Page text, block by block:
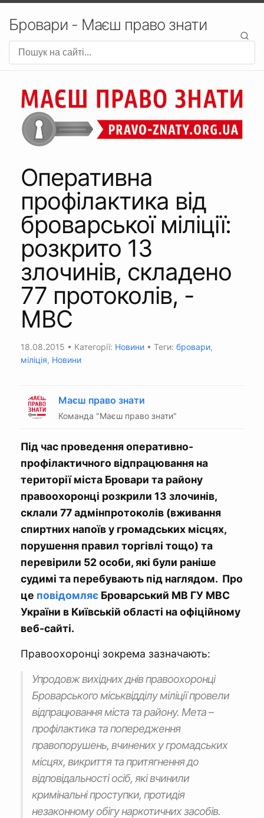
Бровари - Маєш право знати
Оперативна
профілактика від
броварської міліції:
розкрито 13
злочинів, складено
77 протоколів, -
МВС
18.08.2015 • Категорії: Новини • Теги: бровари,
міліція, Новини
Маєш право знати
Команда "Маєш право знати"
Під час проведення оперативно-
профілактичного відпрацювання на
території міста Бровари та району
правоохоронці розкрили 13 злочинів,
склали 77 адмінпротоколів (вживання
спиртних напоїв у громадських місцях,
порушення правил торгівлі тощо) та
перевірили 52 особи, які були раніше
судимі та перебувають під наглядом. Про
це повідомляє Броварський МВ ГУ МВС
України в Київській області на офіційному
веб-сайті.
Правоохоронці зокрема зазначають:
Упродовж вихідних днів правоохоронці
Броварського міськвідділу міліції провели
відпрацювання міста та району. Мета –
профілактика та попередження
правопорушень, вчинених у громадських
місцях, викриття та притягнення до
відповідальності осіб, які вчинили
кримінальні проступки, протидія
незаконному обігу наркотичних засобів.